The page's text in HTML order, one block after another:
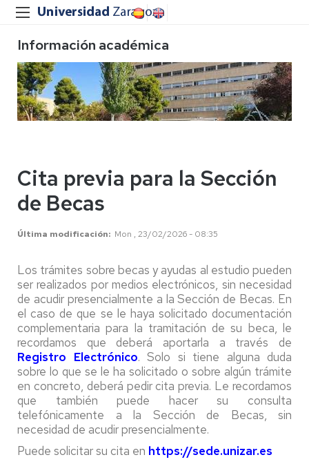
Información académica
Cita previa para la Sección
de Becas
Última modificación Mon , 23/02/2026 - 08:35
Los trámites sobre becas y ayudas al estudio pueden
ser realizados por medios electrónicos, sin necesidad
de acudir presencialmente a la Sección de Becas. En
el caso de que se le haya solicitado documentación
complementaria para la tramitación de su beca, le
recordamos que deberá aportarla a través de
Registro Electrónico. Solo si tiene alguna duda
sobre lo que se le ha solicitado o sobre algún trámite
en concreto, deberá pedir cita previa. Le recordamos
que también puede hacer su consulta
telefónicamente a la Sección de Becas, sin
necesidad de acudir presencialmente.
Puede solicitar su cita en https://sede.unizar.es